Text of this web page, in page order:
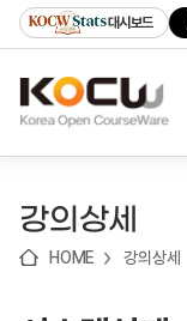
기
기
기
content)
가
대시보드
강의상세
HOME 강의상세